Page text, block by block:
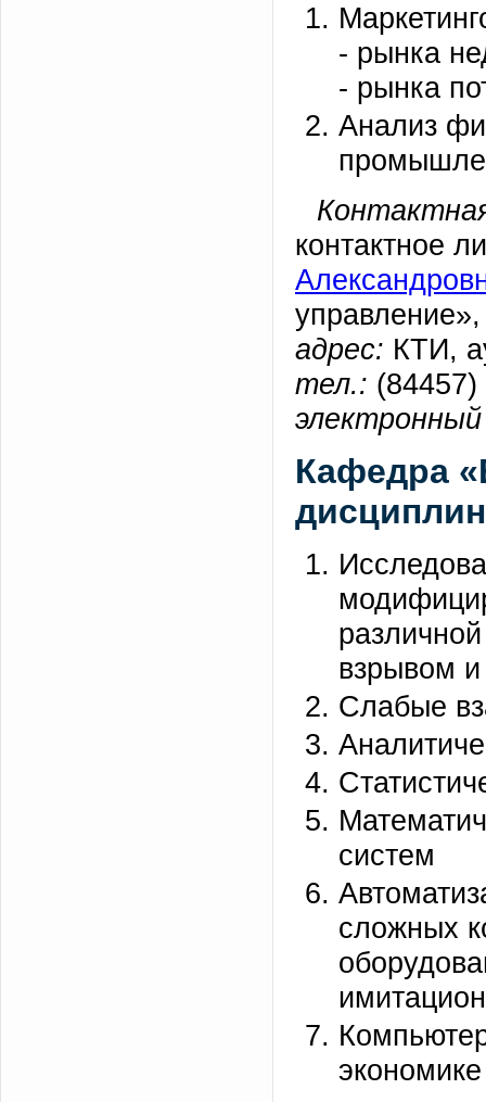
- рынка
- рынка
Анализ
контактное
адрес: КТИ,
тел.: (84457)
Кафедра
взрывом и
Слабые
систем
сложных